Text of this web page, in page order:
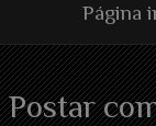
Página
Postar